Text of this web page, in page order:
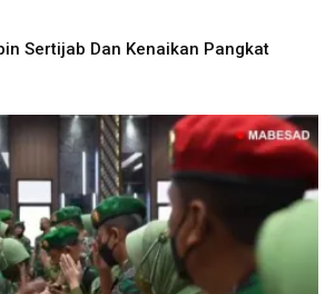
Sertijab Dan Kenaikan Pangkat